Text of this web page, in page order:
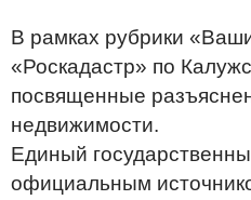
В рамках рубрики
«Роскадастр» по
посвященные
недвижимости.
Единый
официальным